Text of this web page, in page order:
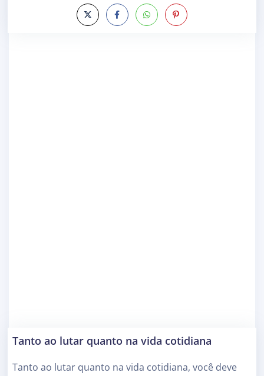
Tanto ao lutar quanto na vida cotidiana
Tanto ao lutar quanto na vida cotidiana, você deve